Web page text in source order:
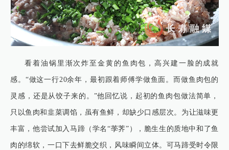
看着油锅里渐次炸至金黄的鱼肉包，高兴建一脸的成就
感。“做这一行20余年，最初跟着师傅学做鱼面。而做鱼肉包的
灵感，还是从饺子来的。”他回忆说，起初的鱼肉包做法简单，
只以鱼肉和韭菜调馅，虽有鱼鲜，却缺少口感层次。为让滋味更
丰富，他尝试加入马蹄（学名“荸荠”），脆生生的质地中和了鱼
肉的绵软，一口下去鲜脆交织，风味瞬间立体。可马蹄受时令限